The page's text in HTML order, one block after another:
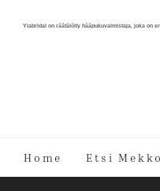
Yiabridal on räätälöity hääpukuvalmistaja, joka on
Home Etsi